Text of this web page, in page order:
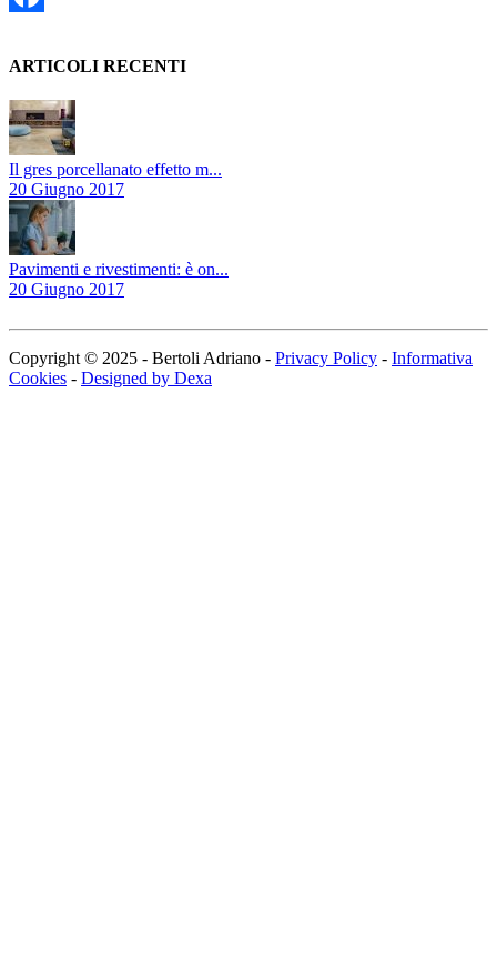
ARTICOLI RECENTI
Il gres porcellanato effetto m...
20 Giugno 2017
Pavimenti e rivestimenti: è on...
20 Giugno 2017
Copyright © 2025 - Bertoli Adriano - Privacy Policy - Informativa
Cookies - Designed by Dexa